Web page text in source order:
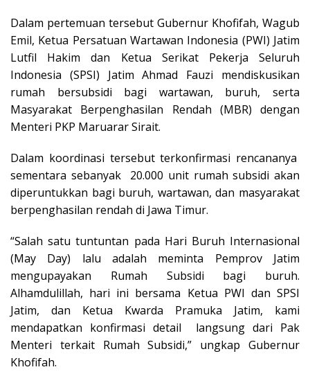
Dalam pertemuan tersebut Gubernur Khofifah, Wagub
Emil, Ketua Persatuan Wartawan Indonesia (PWI) Jatim
Lutfil Hakim dan Ketua Serikat Pekerja Seluruh
Indonesia (SPSI) Jatim Ahmad Fauzi mendiskusikan
rumah bersubsidi bagi wartawan, buruh, serta
Masyarakat Berpenghasilan Rendah (MBR) dengan
Menteri PKP Maruarar Sirait.
Dalam koordinasi tersebut terkonfirmasi rencananya
sementara sebanyak 20.000 unit rumah subsidi akan
diperuntukkan bagi buruh, wartawan, dan masyarakat
berpenghasilan rendah di Jawa Timur.
“Salah satu tuntuntan pada Hari Buruh Internasional
(May Day) lalu adalah meminta Pemprov Jatim
mengupayakan Rumah Subsidi bagi buruh.
Alhamdulillah, hari ini bersama Ketua PWI dan SPSI
Jatim, dan Ketua Kwarda Pramuka Jatim, kami
mendapatkan konfirmasi detail langsung dari Pak
Menteri terkait Rumah Subsidi,” ungkap Gubernur
Khofifah.